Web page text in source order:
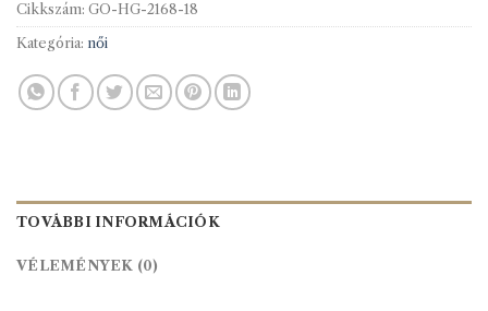
Cikkszám: GO-HG-2168-18
Kategória: női
TOVÁBBI INFORMÁCIÓK
VÉLEMÉNYEK (0)